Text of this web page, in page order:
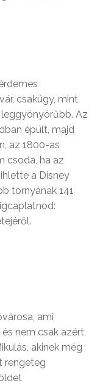
csakúgy, mint
leggyönyörűbb. Az
épült, majd
az 1800-as
csoda, ha az
a Disney
tornyának 141
ami
nem csak azért,
akinek még
rengeteg